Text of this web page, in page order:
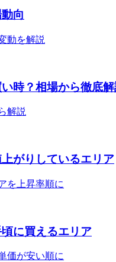
向
動を解説
時？相場から徹底
解説
がりしているエリア
を上昇率順に
に買えるエリア
価が安い順に